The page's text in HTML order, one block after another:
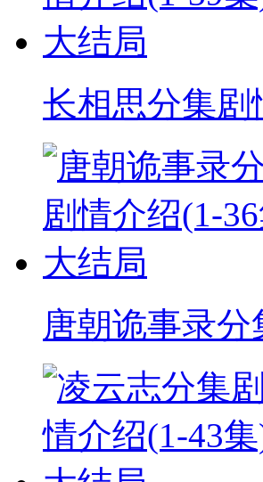
长相思分集剧
唐朝诡事录